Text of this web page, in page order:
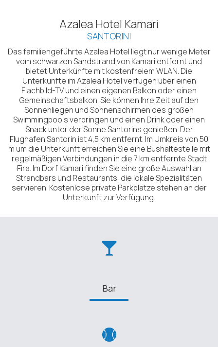
Azalea Hotel Kamari
SANTORINI
Das familiengeführte Azalea Hotel liegt nur wenige Meter
vom schwarzen Sandstrand von Kamari entfernt und
bietet Unterkünfte mit kostenfreiem WLAN. Die
Unterkünfte im Azalea Hotel verfügen über einen
Flachbild-TV und einen eigenen Balkon oder einen
Gemeinschaftsbalkon. Sie können Ihre Zeit auf den
Sonnenliegen und Sonnenschirmen des großen
Swimmingpools verbringen und einen Drink oder einen
Snack unter der Sonne Santorins genießen. Der
Flughafen Santorin ist 4,5 km entfernt. Im Umkreis von 50
m um die Unterkunft erreichen Sie eine Bushaltestelle mit
regelmäßigen Verbindungen in die 7 km entfernte Stadt
Fira. Im Dorf Kamari finden Sie eine große Auswahl an
Strandbars und Restaurants, die lokale Spezialitäten
servieren. Kostenlose private Parkplätze stehen an der
Unterkunft zur Verfügung.
Bar